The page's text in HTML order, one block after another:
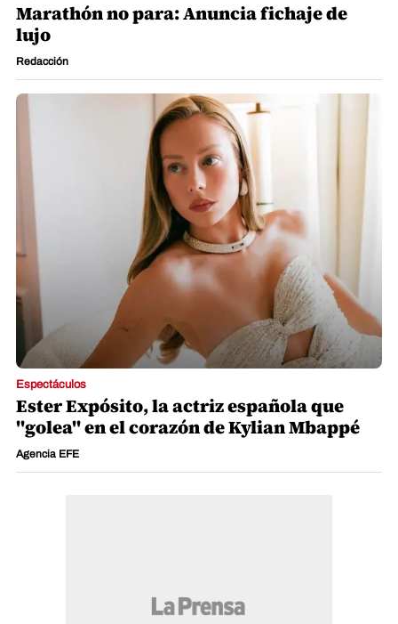
Marathón no para: Anuncia fichaje de
lujo
Redacción
Espectáculos
Ester Expósito, la actriz española que
"golea" en el corazón de Kylian Mbappé
Agencia EFE